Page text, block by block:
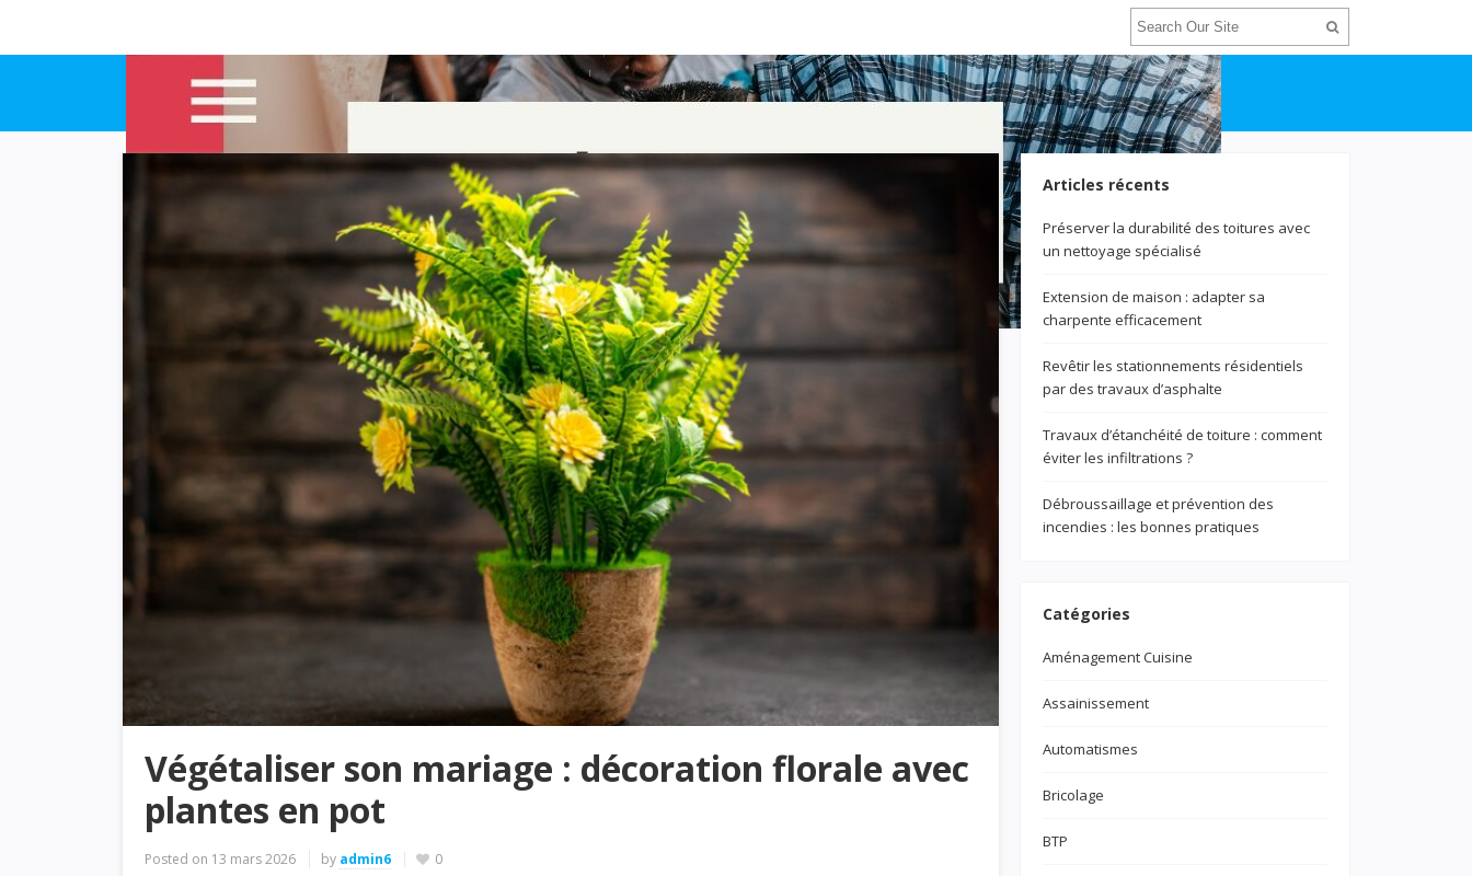
Végétaliser son mariage : décoration florale avec
plantes en pot
Posted on 13 mars 2026 by admin6 0
Articles récents
Préserver la durabilité des toitures avec
un nettoyage spécialisé
Extension de maison : adapter sa
charpente efficacement
Revêtir les stationnements résidentiels
par des travaux d’asphalte
Travaux d’étanchéité de toiture : comment
éviter les infiltrations ?
Débroussaillage et prévention des
incendies : les bonnes pratiques
Catégories
Aménagement Cuisine
Assainissement
Automatismes
Bricolage
BTP